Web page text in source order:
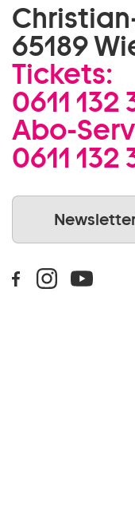
65189
Tickets:
0611 132
Abo-
0611 132